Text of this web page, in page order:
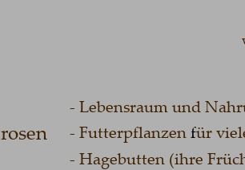
- Lebensraum
- Futterpflanzen
für
- Hagebutten